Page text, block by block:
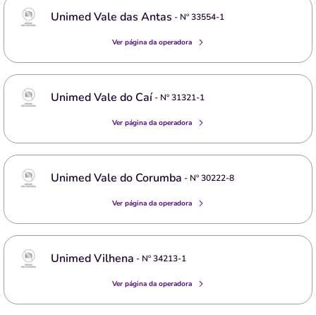
Unimed Vale das Antas - Nº33554-1
Ver página da operadora
Unimed Vale do Caí- Nº31321-1
Ver página da operadora
Unimed Vale do Corumba - Nº30222-8
Ver página da operadora
Unimed Vilhena - Nº34213-1
Ver página da operadora